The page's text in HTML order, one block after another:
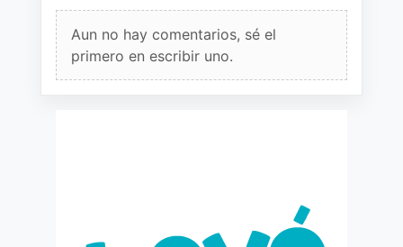
Aun no hay comentarios, sé el
primero en escribir uno.